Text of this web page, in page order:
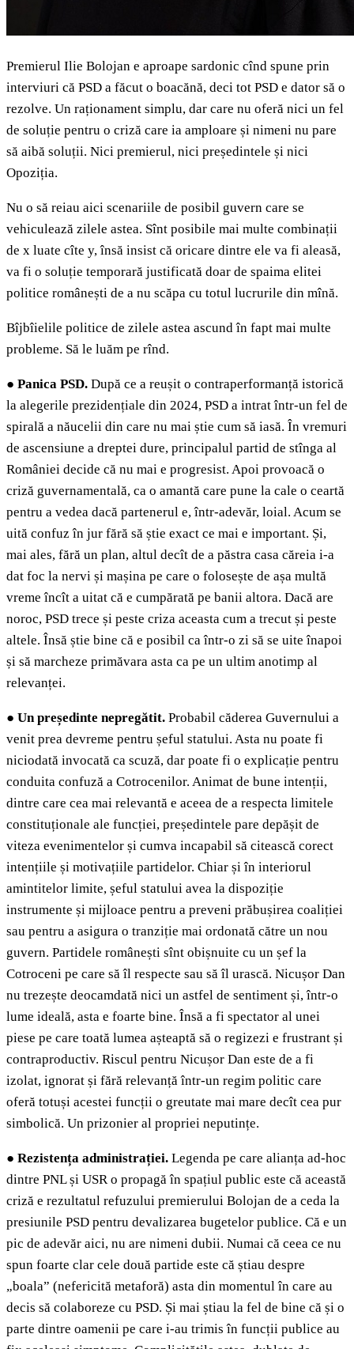
Premierul Ilie Bolojan e aproape sardonic cînd spune prin
interviuri că PSD a făcut o boacănă, deci tot PSD e dator să o
rezolve. Un raționament simplu, dar care nu oferă nici un fel
de soluție pentru o criză care ia amploare și nimeni nu pare
să aibă soluții. Nici premierul, nici președintele și nici
Opoziția.
Nu o să reiau aici scenariile de posibil guvern care se
vehiculează zilele astea. Sînt posibile mai multe combinații
de x luate cîte y, însă insist că oricare dintre ele va fi aleasă,
va fi o soluție temporară justificată doar de spaima elitei
politice românești de a nu scăpa cu totul lucrurile din mînă.
Bîjbîielile politice de zilele astea ascund în fapt mai multe
probleme. Să le luăm pe rînd.
● Panica PSD. După ce a reușit o contraperformanță istorică
la alegerile prezidențiale din 2024, PSD a intrat într-un fel de
spirală a năucelii din care nu mai știe cum să iasă. În vremuri
de ascensiune a dreptei dure, principalul partid de stînga al
României decide că nu mai e progresist. Apoi provoacă o
criză guvernamentală, ca o amantă care pune la cale o ceartă
pentru a vedea dacă partenerul e, într-adevăr, loial. Acum se
uită confuz în jur fără să știe exact ce mai e important. Și,
mai ales, fără un plan, altul decît de a păstra casa căreia i-a
dat foc la nervi și mașina pe care o folosește de așa multă
vreme încît a uitat că e cumpărată pe banii altora. Dacă are
noroc, PSD trece și peste criza aceasta cum a trecut și peste
altele. Însă știe bine că e posibil ca într-o zi să se uite înapoi
și să marcheze primăvara asta ca pe un ultim anotimp al
relevanței.
● Un președinte nepregătit. Probabil căderea Guvernului a
venit prea devreme pentru șeful statului. Asta nu poate fi
niciodată invocată ca scuză, dar poate fi o explicație pentru
conduita confuză a Cotrocenilor. Animat de bune intenții,
dintre care cea mai relevantă e aceea de a respecta limitele
constituționale ale funcției, președintele pare depășit de
viteza evenimentelor și cumva incapabil să citească corect
intențiile și motivațiile partidelor. Chiar și în interiorul
amintitelor limite, șeful statului avea la dispoziție
instrumente și mijloace pentru a preveni prăbușirea coaliției
sau pentru a asigura o tranziție mai ordonată către un nou
guvern. Partidele românești sînt obișnuite cu un șef la
Cotroceni pe care să îl respecte sau să îl urască. Nicușor Dan
nu trezește deocamdată nici un astfel de sentiment și, într-o
lume ideală, asta e foarte bine. Însă a fi spectator al unei
piese pe care toată lumea așteaptă să o regizezi e frustrant și
contraproductiv. Riscul pentru Nicușor Dan este de a fi
izolat, ignorat și fără relevanță într-un regim politic care
oferă totuși acestei funcții o greutate mai mare decît cea pur
simbolică. Un prizonier al propriei neputințe.
● Rezistența administrației. Legenda pe care alianța ad-hoc
dintre PNL și USR o propagă în spațiul public este că această
criză e rezultatul refuzului premierului Bolojan de a ceda la
presiunile PSD pentru devalizarea bugetelor publice. Că e un
pic de adevăr aici, nu are nimeni dubii. Numai că ceea ce nu
spun foarte clar cele două partide este că știau despre
„boala” (nefericită metaforă) asta din momentul în care au
decis să colaboreze cu PSD. Și mai știau la fel de bine că și o
parte dintre oamenii pe care i-au trimis în funcții publice au